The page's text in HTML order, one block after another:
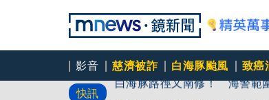
影音 慈濟被詐 白海豚颱風 致癌
快訊
白海豚路徑又南修！ 海警範
慈濟挨詐十億／綠批抹黑「